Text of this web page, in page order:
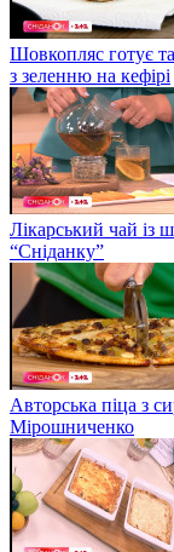
Шовкопляс готує
з зеленню на кефірі
Лікарський чай із
“Сніданку”
Авторська піца з
Мірошниченко